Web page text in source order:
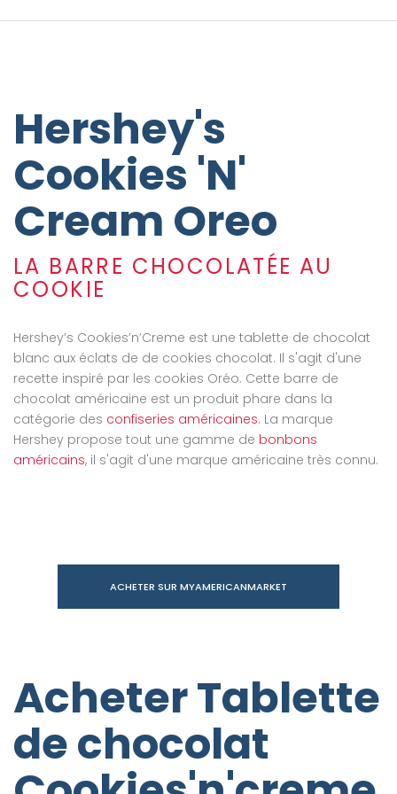
Hershey's
Cookies 'N'
Cream Oreo
LA BARRE CHOCOLATÉE AU
COOKIE
Hershey’s Cookies’n’Creme est une tablette de chocolat
blanc aux éclats de de cookies chocolat. Il s'agit d'une
recette inspiré par les cookies Oréo. Cette barre de
chocolat américaine est un produit phare dans la
catégorie des confiseries américaines. La marque
Hershey propose tout une gamme de bonbons
américains, il s'agit d'une marque américaine très connu.
ACHETER SUR MYAMERICANMARKET
Acheter Tablette
de chocolat